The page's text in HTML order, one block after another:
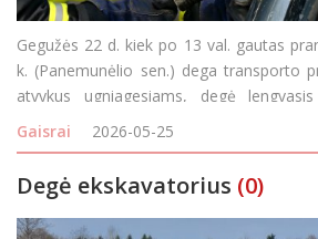
Gegužės 22 d. kiek po 13 val. gautas
k. (Panemunėlio sen.) dega transporto
atvykus ugniagesiams, degė lengvasis
Gaisro metu apdegė kairės pusės
pusės keleivio durys, bagažinės dangti
Gaisrai 2026-05-25
Degė ekskavatorius (0)